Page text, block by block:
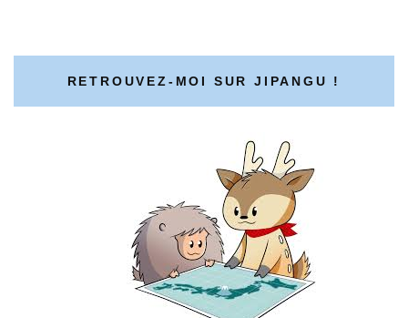
RETROUVEZ-MOI SUR JIPANGU !